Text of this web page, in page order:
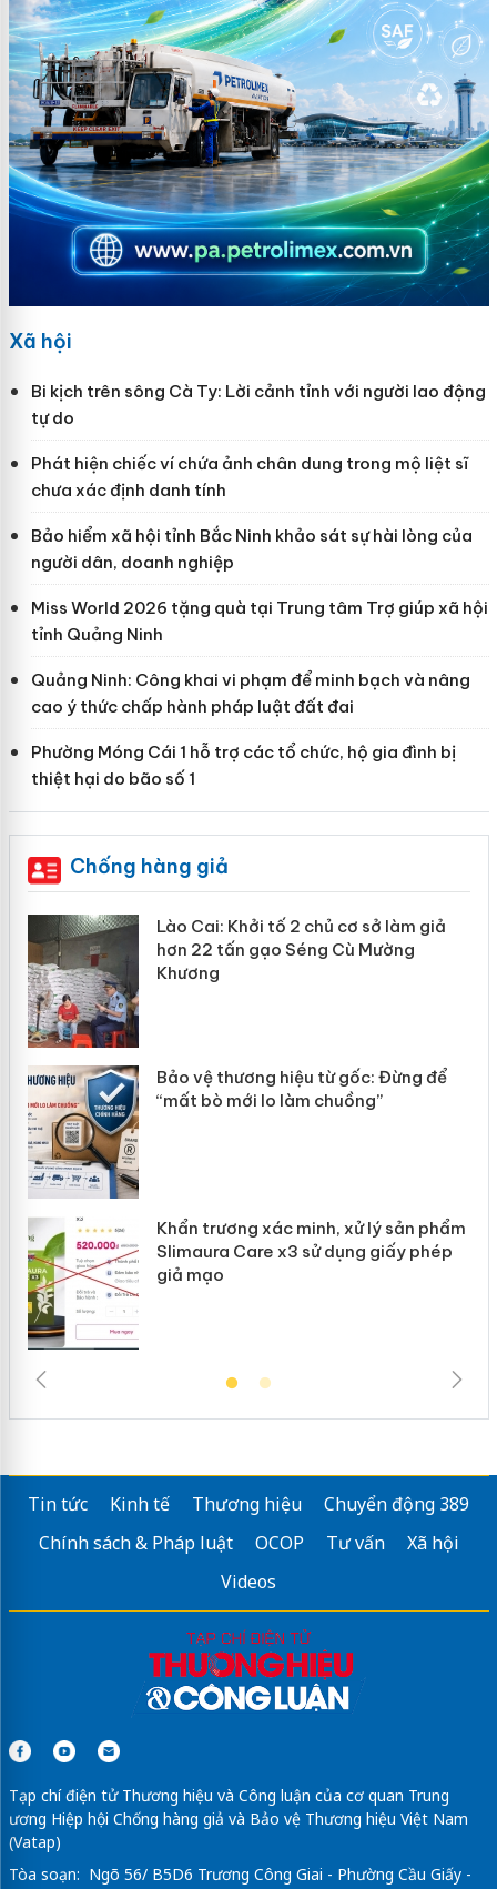
Xã hội
Bi kịch trên sông Cà Ty: Lời cảnh tỉnh với người lao động
tự do
Phát hiện chiếc ví chứa ảnh chân dung trong mộ liệt sĩ
chưa xác định danh tính
Bảo hiểm xã hội tỉnh Bắc Ninh khảo sát sự hài lòng của
người dân, doanh nghiệp
Miss World 2026 tặng quà tại Trung tâm Trợ giúp xã hội
tỉnh Quảng Ninh
Quảng Ninh: Công khai vi phạm để minh bạch và nâng
cao ý thức chấp hành pháp luật đất đai
Phường Móng Cái 1 hỗ trợ các tổ chức, hộ gia đình bị
thiệt hại do bão số 1
Chống hàng giả
Lào Cai: Khởi tố 2 chủ cơ sở làm giả
hơn 22 tấn gạo Séng Cù Mường
Khương
Bảo vệ thương hiệu từ gốc: Đừng để
“mất bò mới lo làm chuồng”
Khẩn trương xác minh, xử lý sản phẩm
Slimaura Care x3 sử dụng giấy phép
giả mạo
Tin tức Kinh tế Thương hiệu
Chuyển động 389
Chính sách & Pháp luật
OCOP Tư vấn
Xã hội
Videos
Tạp chí điện tử Thương hiệu và Công luận của cơ quan Trung
ương Hiệp hội Chống hàng giả và Bảo vệ Thương hiệu Việt Nam
(Vatap)
Tòa soạn: Ngõ 56/ B5D6 Trương Công Giai - Phường Cầu Giấy -